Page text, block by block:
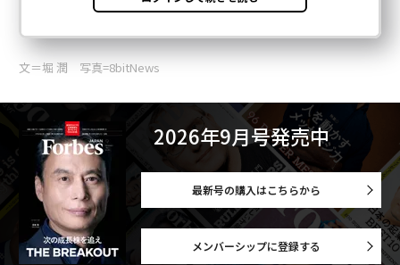
文＝堀 潤 写真=8bitNews
2026年9月号発売中
最新号の購入はこちらから
メンバーシップに登録する